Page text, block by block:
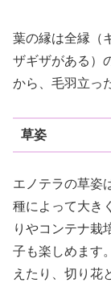
葉の縁は全縁（
ザギザがある）
から、毛羽立っ
草姿
エノテラの草姿
種によって大き
りやコンテナ栽
子も楽しめます
えたり、切り花